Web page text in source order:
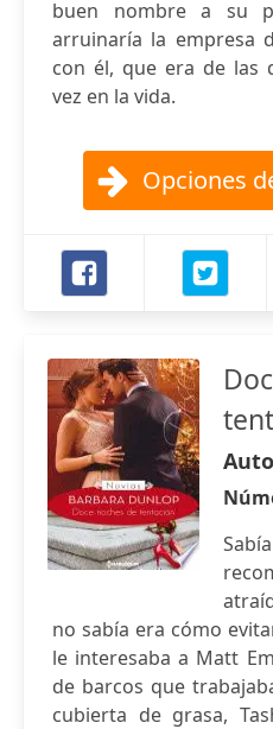
buen nombre a su
arruinaría la empresa
con él, que era de las
vez en la vida.
Opciones
no sabía era cómo
le interesaba a Matt
de barcos que
cubierta de grasa,